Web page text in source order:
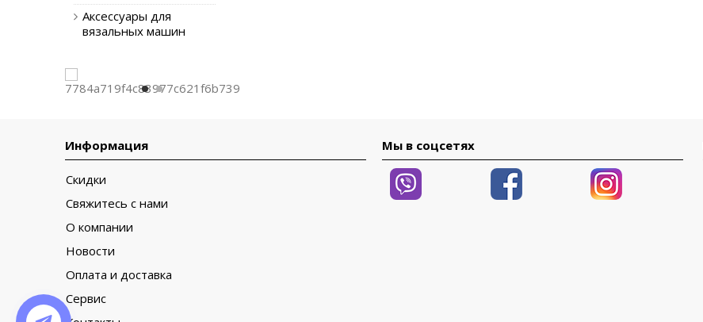
Аксессуары для
вязальных машин
Информация
Скидки
Свяжитесь с нами
О компании
Новости
Оплата и доставка
Сервис
Мы в соцсетях